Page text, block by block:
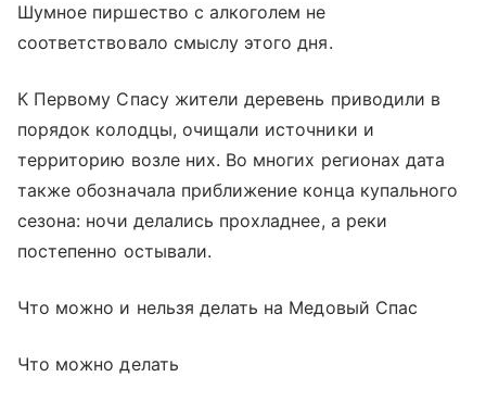
Шумное пиршество с алкоголем не
соответствовало смыслу этого дня.
К Первому Спасу жители деревень приводили в
порядок колодцы, очищали источники и
территорию возле них. Во многих регионах дата
также обозначала приближение конца купального
сезона: ночи делались прохладнее, а реки
постепенно остывали.
Что можно и нельзя делать на Медовый Спас
Что можно делать